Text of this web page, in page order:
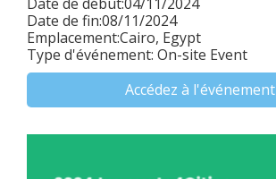
Date de fin:08/11/2024
Emplacement:Cairo, Egypt
Type d'événement: On-site Event
Accédez à l'événement